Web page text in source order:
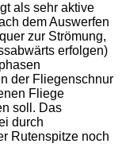
als sehr aktive
dem Auswerfen
zur Strömung,
erfolgen)
der Fliegenschnur
Fliege
soll. Das
durch
Rutenspitze noch